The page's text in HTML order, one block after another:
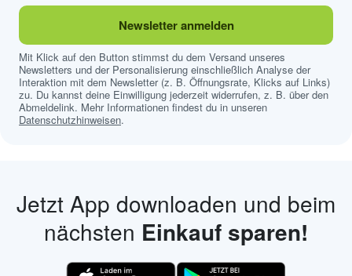
Newsletter anmelden
Mit Klick auf den Button stimmst du dem Versand unseres
Newsletters und der Personalisierung einschließlich Analyse der
Interaktion mit dem Newsletter (z. B. Öffnungsrate, Klicks auf Links)
zu. Du kannst deine Einwilligung jederzeit widerrufen, z. B. über den
Abmeldelink. Mehr Informationen findest du in unseren
Datenschutzhinweisen.
Jetzt App downloaden und beim
nächsten Einkauf sparen!